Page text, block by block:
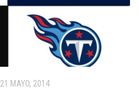
21 MAYO, 2014